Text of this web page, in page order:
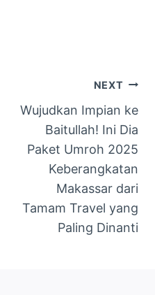
NEXT
Wujudkan Impian ke
Baitullah! Ini Dia
Paket Umroh 2025
Keberangkatan
Makassar dari
Tamam Travel yang
Paling Dinanti